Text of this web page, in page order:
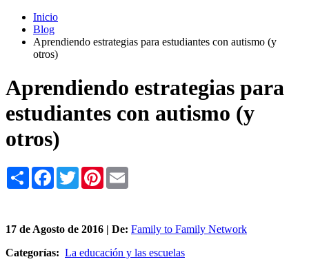
Inicio
Blog
Aprendiendo estrategias para estudiantes con autismo (y
otros)
Aprendiendo estrategias para
estudiantes con autismo (y
otros)
Share Facebook
TwitterPinterest
17 de Agosto de 2016 | De: Family to Family Network
Categorías: La educación y las escuelas